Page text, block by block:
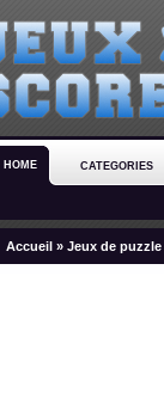
HOME CATEGORIES
Accueil » Jeux de puzzle